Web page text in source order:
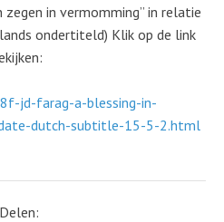
zegen in vermomming” in relatie
ondertiteld) Klik op de link
jd-farag-a-blessing-in-
dutch-subtitle-15-5-2.html
Delen: